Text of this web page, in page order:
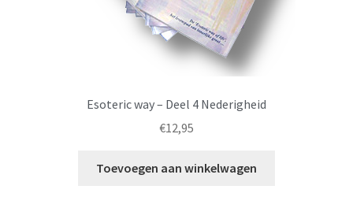
Esoteric way – Deel 4 Nederigheid
€12,95
Toevoegen aan winkelwagen